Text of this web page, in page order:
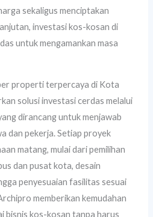
sekaligus menciptakan
investasi kos-kosan di
untuk mengamankan masa
properti terpercaya di Kota
solusi investasi cerdas melalui
dirancang untuk menjawab
dan pekerja. Setiap proyek
matang, mulai dari pemilihan
dan pusat kota, desain
penyesuaian fasilitas sesuai
memberikan kemudahan
bisnis kos-kosan tanpa harus